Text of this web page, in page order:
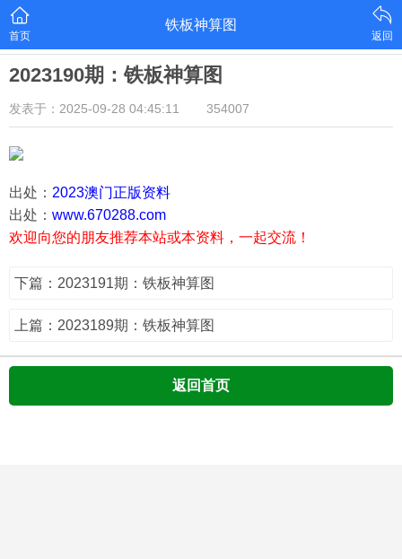
首页
铁板神算图
返回
2023190期：铁板神算图
发表于：2025-09-28 04:45:11 354007
出处： 2023澳门正版资料
出处： www.670288.com
欢迎向您的朋友推荐本站或本资料，一起交流！
下篇：2023191期：铁板神算图
上篇：2023189期：铁板神算图
返回首页